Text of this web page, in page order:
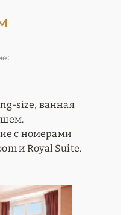
size, ванная
с номерами
и Royal Suite.